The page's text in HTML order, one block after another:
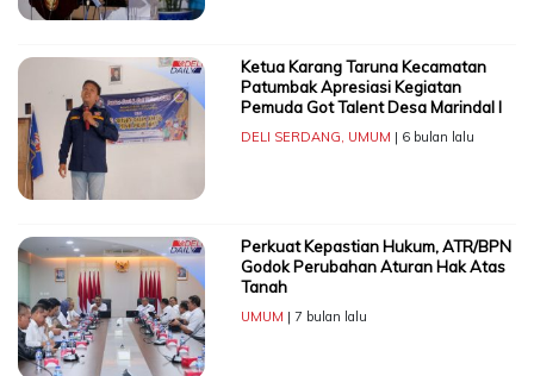
Ketua Karang Taruna Kecamatan
Patumbak Apresiasi Kegiatan
Pemuda Got Talent Desa Marindal I
DELI SERDANG UMUM | 6 bulan lalu
Perkuat Kepastian Hukum, ATR/BPN
Godok Perubahan Aturan Hak Atas
Tanah
UMUM | 7 bulan lalu